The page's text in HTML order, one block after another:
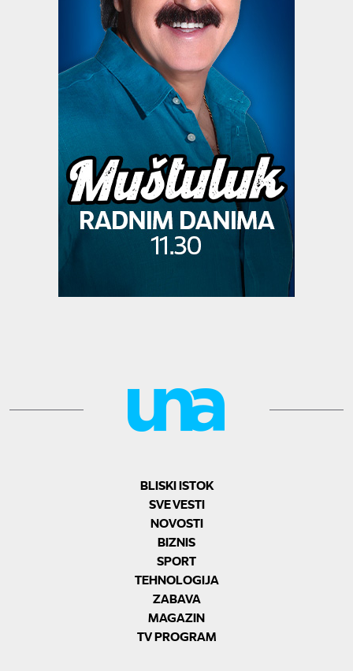
BLISKI ISTOK
SVE VESTI
NOVOSTI
BIZNIS
SPORT
TEHNOLOGIJA
ZABAVA
MAGAZIN
TV PROGRAM